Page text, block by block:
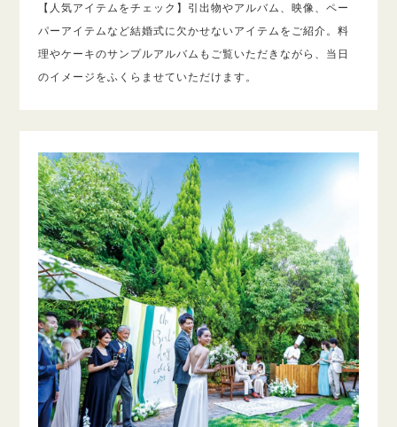
【人気アイテムをチェック】引出物やアルバム、映像、ペー
パーアイテムなど結婚式に欠かせないアイテムをご紹介。料
理やケーキのサンプルアルバムもご覧いただきながら、当日
のイメージをふくらませていただけます。